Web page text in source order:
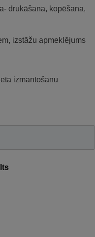
drukāšana, kopēšana,
izstāžu apmeklējums
izmantošanu